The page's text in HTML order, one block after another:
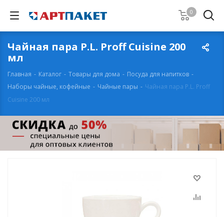
0
Чайная пара P.L. Proff Cuisine 200
мл
Главная - Каталог - Товары для дома - Посуда для напитков -
Наборы чайные, кофейные - Чайные пары - Чайная пара P.L. Proff
Cuisine 200 мл